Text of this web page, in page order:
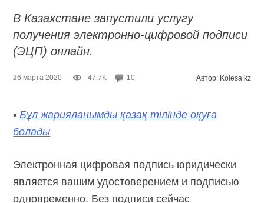
В Казахстане запустили услугу
полученияэлектронно-цифровой подписи
(ЭЦП) онлайн.
26 марта 2020 47.7K 10 Автор: Kolesa.kz
•Бұл жарияланымды қазақ тілінде оқуға
болады
Электронная цифровая подпись юридически
является вашим удостоверением и подписью
одновременно. Без подписи сейчас